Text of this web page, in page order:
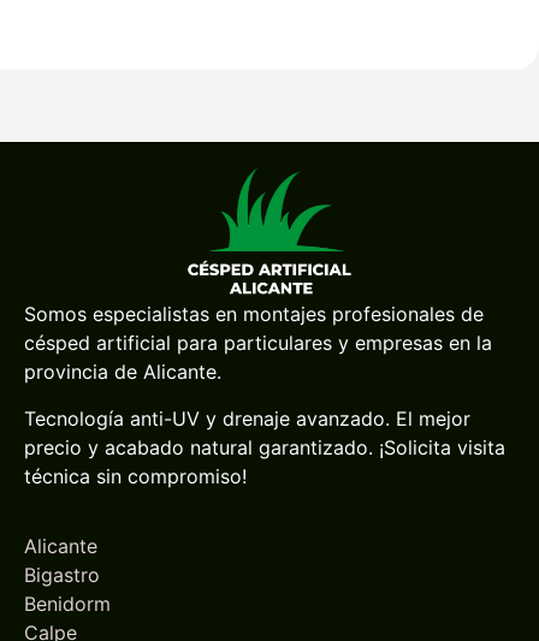
Somos especialistas en montajes profesionales de
césped artificial para particulares y empresas en la
provincia de Alicante.
Tecnología anti-UV y drenaje avanzado. El mejor
precio y acabado natural garantizado. ¡Solicita visita
técnica sin compromiso!
Alicante
Bigastro
Benidorm
Calpe